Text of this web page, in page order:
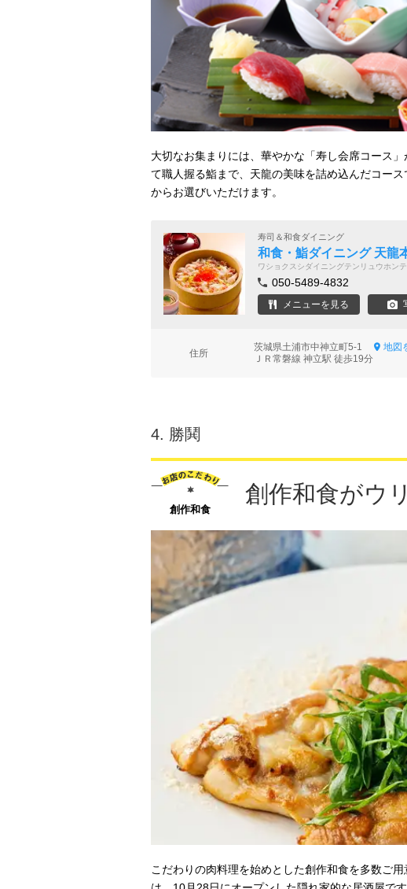
大切なお集まりには、華やかな「寿し会席コース
て職人握る鮨まで、天龍の美味を詰め込んだコー
からお選びいただけます。
寿司＆和食ダイニング
和食・鮨ダイニング 天龍
ワショクスシダイニングテンリュウホン
050-5489-4832
メニューを見る
住所
茨城県土浦市中神立町5-1
地図
ＪＲ常磐線 神立駅 徒歩19分
4. 勝鬨
創作和食
創作和食がウ
こだわりの肉料理を始めとした創作和食を多数ご